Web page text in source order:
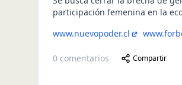
participación femenina en la
www.nuevopoder.cl
0 comentarios Compartir